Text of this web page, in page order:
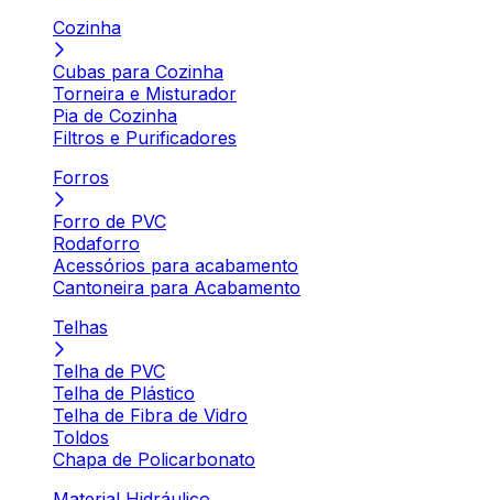
Cozinha
Cubas para Cozinha
Torneira e Misturador
Pia de Cozinha
Filtros e Purificadores
Forros
Forro de PVC
Rodaforro
Acessórios para acabamento
Cantoneira para Acabamento
Telhas
Telha de PVC
Telha de Plástico
Telha de Fibra de Vidro
Toldos
Chapa de Policarbonato